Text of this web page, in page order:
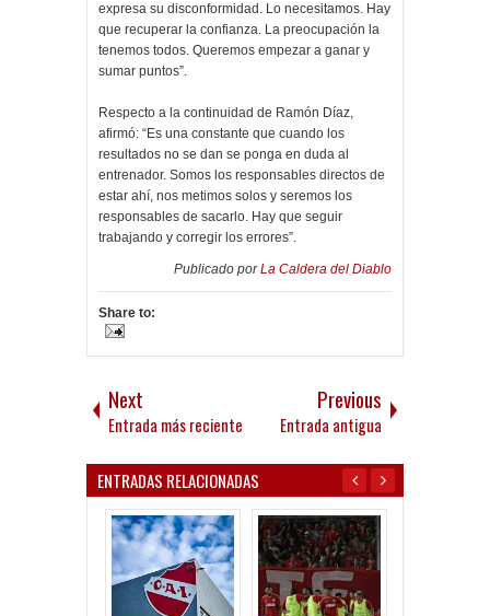
expresa su disconformidad. Lo necesitamos. Hay
que recuperar la confianza. La preocupación la
tenemos todos. Queremos empezar a ganar y
sumar puntos”.
Respecto a la continuidad de Ramón Díaz,
afirmó: “Es una constante que cuando los
resultados no se dan se ponga en duda al
entrenador. Somos los responsables directos de
estar ahí, nos metimos solos y seremos los
responsables de sacarlo. Hay que seguir
trabajando y corregir los errores”.
Publicado porLa Caldera del Diablo
Share to:
Next
Entrada más reciente
Previous
Entrada antigua
ENTRADAS RELACIONADAS